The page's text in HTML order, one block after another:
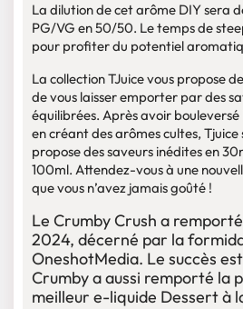
La dilution de cet arôme DIY sera
PG/VG en 50/50. Le temps de
pour profiter du potentiel
La collection TJuice vous propose
de vous laisser emporter par des
équilibrées. Après avoir
en créant des arômes cultes, Tjuice
propose des saveurs inédites en
100ml. Attendez-vous à une
que vous n’avez jamais goûté !
Le Crumby Crush a
2024, décerné par la
OneshotMedia. Le succès
Crumby a aussi remporté la
meilleur e-liquide Dessert à